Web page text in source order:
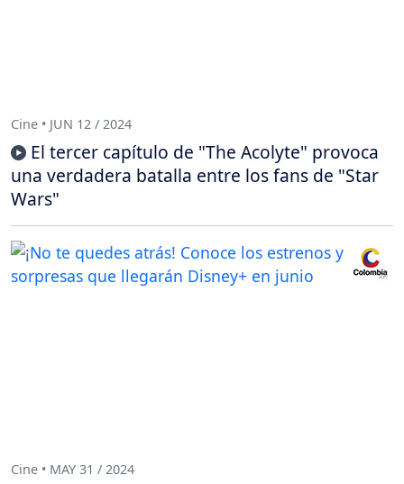
Cine • JUN 12 / 2024
El tercer capítulo de "The Acolyte" provoca
una verdadera batalla entre los fans de "Star
Wars"
Cine • MAY 31 / 2024